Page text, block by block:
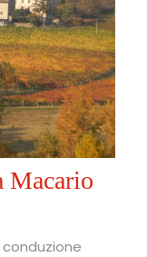
Macario